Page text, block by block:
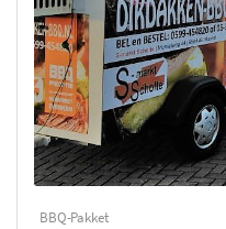
BBQ-Pakket